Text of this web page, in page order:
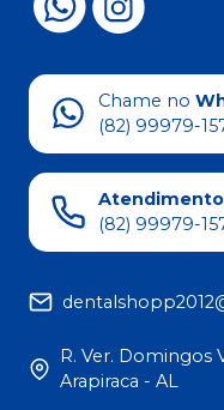
Chame no
(82) 99979-
Atendimento
(82) 99979-
R. Ver. Domingos
Arapiraca - AL